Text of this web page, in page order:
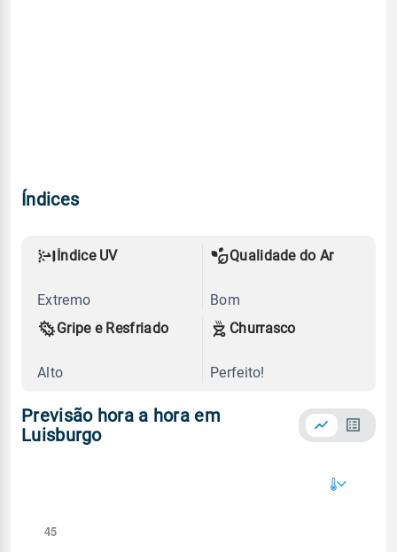
Índices
Índice UV
Extremo
Qualidade do Ar
Bom
Gripe e Resfriado
Alto
Churrasco
Perfeito!
Previsão hora a hora em
Luisburgo